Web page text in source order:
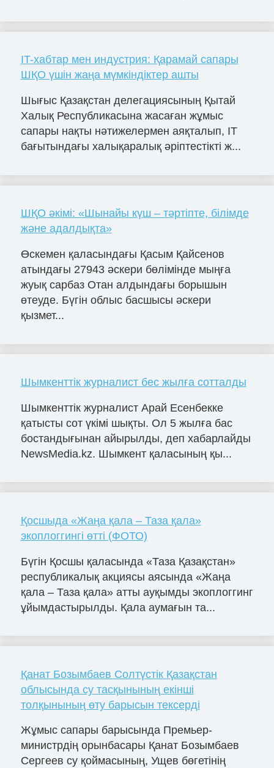
IT-хабтар мен индустрия: Қарамай сапары
ШҚО үшін жаңа мүмкіндіктер ашты
Шығыс Қазақстан делегациясының Қытай
Халық Республикасына жасаған жұмыс
сапары нақты нәтижелермен аяқталып, IT
бағытындағы халықаралық әріптестікті ж...
ШҚО әкімі: «Шынайы күш – тәртіпте, білімде
және адалдықта»
Өскемен қаласындағы Қасым Қайсенов
атындағы 27943 әскери бөлімінде мыңға
жуық сарбаз Отан алдындағы борышын
өтеуде. Бүгін облыс басшысы әскери
қызмет...
Шымкенттік журналист бес жылға сотталды
Шымкенттік журналист Арай Есенбекке
қатысты сот үкімі шықты. Ол 5 жылға бас
бостандығынан айырылды, деп хабарлайды
NewsMedia.kz. Шымкент қаласының қы...
Қосшыда «Жаңа қала – Таза қала»
экоплоггингі өтті (ФОТО)
Бүгін Қосшы қаласында «Таза Қазақстан»
республикалық акциясы аясында «Жаңа
қала – Таза қала» атты ауқымды экоплоггинг
ұйымдастырылды. Қала аумағын та...
Қанат Бозымбаев Солтүстік Қазақстан
облысында су тасқынының екінші
толқынының өту барысын тексерді
Жұмыс сапары барысында Премьер-
министрдің орынбасары Қанат Бозымбаев
Сергеев су қоймасының, Ущев бөгетінің